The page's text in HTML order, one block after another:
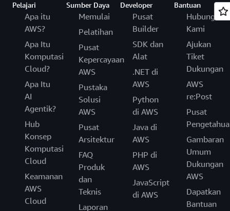
Pelajari
Apa itu
AWS?
Apa Itu
Komputasi
Cloud?
Apa Itu
AI
Agentik?
Hub
Konsep
Komputasi
Cloud
Keamanan
AWS
Cloud
Sumber Daya
Memulai
Pelatihan
Pusat
Kepercayaan
AWS
Pustaka
Solusi
AWS
Pusat
Arsitektur
FAQ
Produk
dan
Teknis
Laporan
Developer
Pusat
Builder
SDK dan
Alat
.NET di
AWS
Python
di AWS
Java di
AWS
PHP di
AWS
JavaScript
di AWS
Bantuan
Hubungi
Kami
Ajukan
Tiket
Dukungan
AWS
re:Post
Pusat
Gambaran
Umum
Dukungan
AWS
Dapatkan
Bantuan